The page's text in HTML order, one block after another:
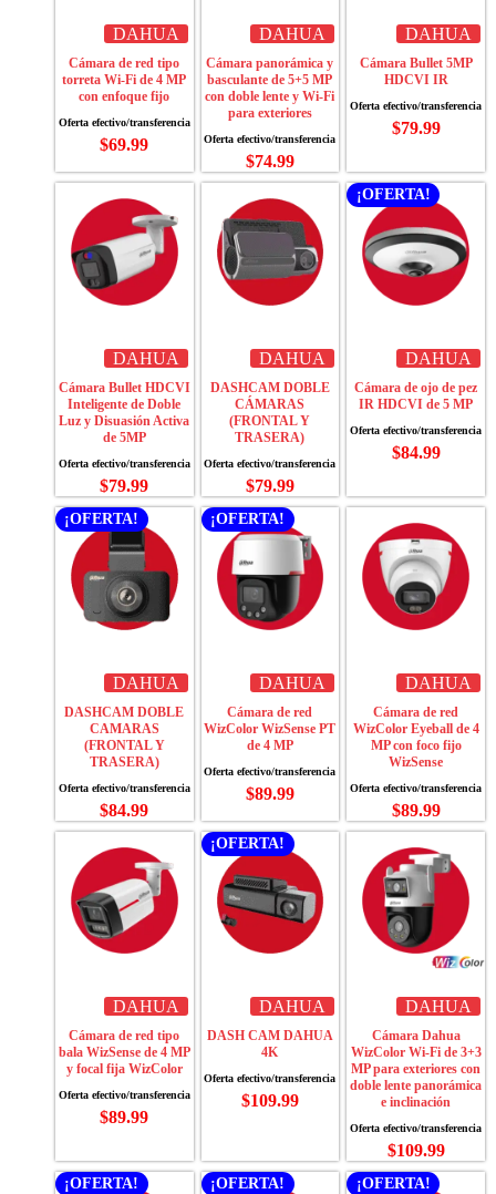
DAHUA
Cámara de red tipo
torreta Wi-Fi de 4 MP
con enfoque fijo
$69.99
DAHUA
Cámara panorámica y
basculante de 5+5 MP
con doble lente y Wi-Fi
para exteriores
$74.99
DAHUA
Cámara Bullet 5MP
HDCVI IR
$79.99
DAHUA
Cámara Bullet HDCVI
Inteligente de Doble
Luz y Disuasión Activa
de 5MP
$79.99
DAHUA
DASHCAM DOBLE
CÁMARAS
(FRONTAL Y
TRASERA)
$79.99
¡OFERTA!
DAHUA
Cámara de ojo de pez
IR HDCVI de 5 MP
$84.99
¡OFERTA!
DAHUA
DASHCAM DOBLE
CAMARAS
(FRONTAL Y
TRASERA)
$84.99
¡OFERTA!
DAHUA
Cámara de red
WizColor WizSense PT
de 4 MP
$89.99
DAHUA
Cámara de red
WizColor Eyeball de 4
MP con foco fijo
WizSense
$89.99
DAHUA
Cámara de red tipo
bala WizSense de 4 MP
y focal fija WizColor
$89.99
¡OFERTA!
DAHUA
DASH CAM DAHUA
4K
$109.99
DAHUA
Cámara Dahua
WizColor Wi-Fi de 3+3
MP para exteriores con
doble lente panorámica
e inclinación
$109.99
¡OFERTA! ¡OFERTA! ¡OFERTA!